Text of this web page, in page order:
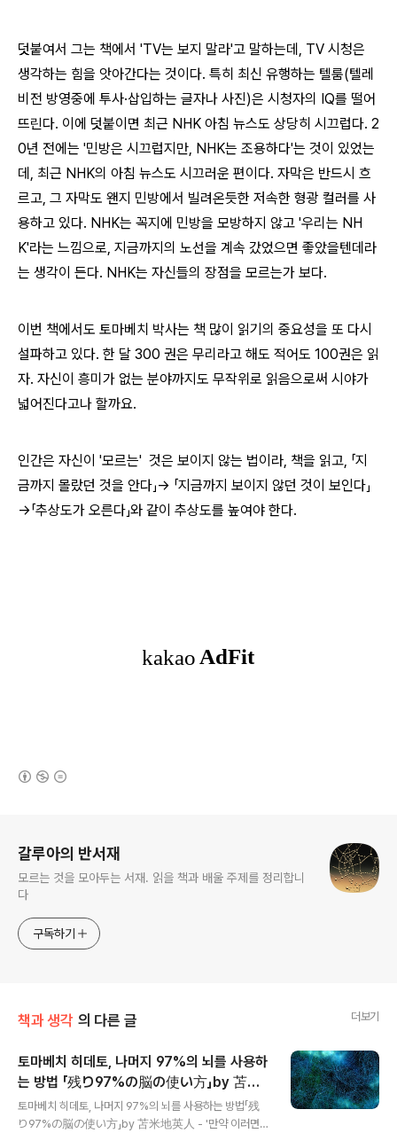
덧붙여서 그는 책에서 'TV는 보지 말라'고 말하는데, TV 시청은
생각하는 힘을 앗아간다는 것이다. 특히 최신 유행하는 텔룸(텔레
비전 방영중에 투사·삽입하는 글자나 사진)은 시청자의 IQ를 떨어
뜨린다. 이에 덧붙이면 최근 NHK 아침 뉴스도 상당히 시끄럽다. 2
0년 전에는 '민방은 시끄럽지만, NHK는 조용하다'는 것이 있었는
데, 최근 NHK의 아침 뉴스도 시끄러운 편이다. 자막은 반드시 흐
르고, 그 자막도 왠지 민방에서 빌려온듯한 저속한 형광 컬러를 사
용하고 있다. NHK는 꼭지에 민방을 모방하지 않고 '우리는 NH
K'라는 느낌으로, 지금까지의 노선을 계속 갔었으면 좋았을텐데라
는 생각이 든다. NHK는 자신들의 장점을 모르는가 보다.
이번 책에서도 토마베치 박사는 책 많이 읽기의 중요성을 또 다시
설파하고 있다. 한 달 300 권은 무리라고 해도 적어도 100권은 읽
자. 자신이 흥미가 없는 분야까지도 무작위로 읽음으로써 시야가
넓어진다고나 할까요.
인간은 자신이 '모르는' 것은 보이지 않는 법이라, 책을 읽고, 「지
금까지 몰랐던 것을 안다」→ 「지금까지 보이지 않던 것이 보인다」
→「추상도가 오른다」와 같이 추상도를 높여야 한다.
갈루아의 반서재
모르는 것을 모아두는 서재. 읽을 책과 배울 주제를 정리합니
다
구독하기
책과 생각 의 다른 글 더보기
토마베치 히데토, 나머지 97%의 뇌를 사용하
는 방법 「残り97%の脳の使い方」by 苫米
地英人
토마베치 히데토, 나머지 97%의 뇌를 사용하는 방법「残
り97%の脳の使い方」by 苫米地英人 - '만약 이러면